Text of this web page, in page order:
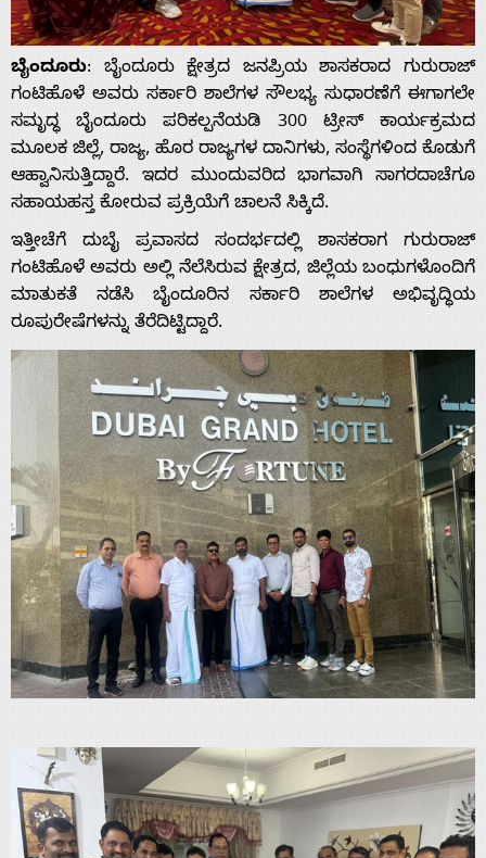
Home
ಬೈಂದೂರು: ಬೈಂದೂರು ಕ್ಷೇತ್ರದ ಜನಪ್ರಿಯ ಶಾಸಕರಾದ ಗುರುರಾಜ್
ಗಂಟಿಹೊಳೆ ಅವರು ಸರ್ಕಾರಿ ಶಾಲೆಗಳ ಸೌಲಭ್ಯ ಸುಧಾರಣೆಗೆ ಈಗಾಗಲೇ
ಸಮೃದ್ಧ ಬೈಂದೂರು ಪರಿಕಲ್ಪನೆಯಡಿ 300 ಟ್ರೀಸ್ ಕಾರ್ಯಕ್ರಮದ
ಮೂಲಕ ಜಿಲ್ಲೆ, ರಾಜ್ಯ, ಹೊರ ರಾಜ್ಯಗಳ ದಾನಿಗಳು, ಸಂಸ್ಥೆಗಳಿಂದ ಕೊಡುಗೆ
ಆಹ್ವಾನಿಸುತ್ತಿದ್ದಾರೆ. ಇದರ ಮುಂದುವರಿದ ಭಾಗವಾಗಿ ಸಾಗರದಾಚೆಗೂ
ಸಹಾಯಹಸ್ತ ಕೋರುವ ಪ್ರಕ್ರಿಯೆಗೆ ಚಾಲನೆ ಸಿಕ್ಕಿದೆ.
ಇತ್ತೀಚೆಗೆ ದುಬೈ ಪ್ರವಾಸದ ಸಂದರ್ಭದಲ್ಲಿ ಶಾಸಕರಾಗ ಗುರುರಾಜ್
ಗಂಟಿಹೊಳೆ ಅವರು ಅಲ್ಲಿ ನೆಲೆಸಿರುವ ಕ್ಷೇತ್ರದ, ಜಿಲ್ಲೆಯ ಬಂಧುಗಳೊಂದಿಗೆ
ಮಾತುಕತೆ ನಡೆಸಿ ಬೈಂದೂರಿನ ಸರ್ಕಾರಿ ಶಾಲೆಗಳ ಅಭಿವೃದ್ಧಿಯ
ರೂಪುರೇಷೆಗಳನ್ನು ತೆರೆದಿಟ್ಟಿದ್ದಾರೆ.